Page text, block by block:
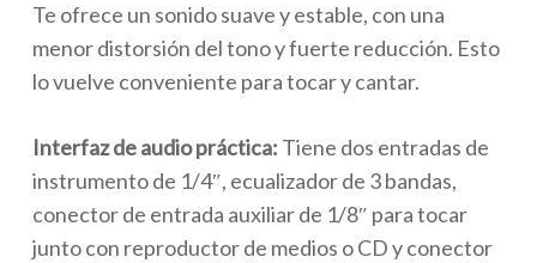
Te ofrece un sonido suave y estable, con una
menor distorsión del tono y fuerte reducción. Esto
lo vuelve conveniente para tocar y cantar.
Interfaz de audio práctica: Tiene dos entradas de
instrumento de 1/4″, ecualizador de 3 bandas,
conector de entrada auxiliar de 1/8″ para tocar
junto con reproductor de medios o CD y conector